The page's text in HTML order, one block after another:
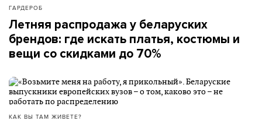
ГАРДЕРОБ
Летняя распродажа у беларуских
брендов: где искать платья, костюмы и
вещи со скидками до 70%
КАК ВЫ ТАМ ЖИВЕТЕ?